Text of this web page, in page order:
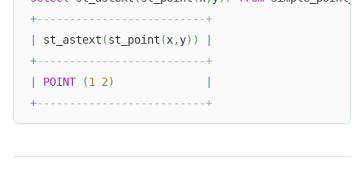
+--------------------------+
st_astext (st_point (x,y) )
+--------------------------+
POINT (1 2)
+--------------------------+